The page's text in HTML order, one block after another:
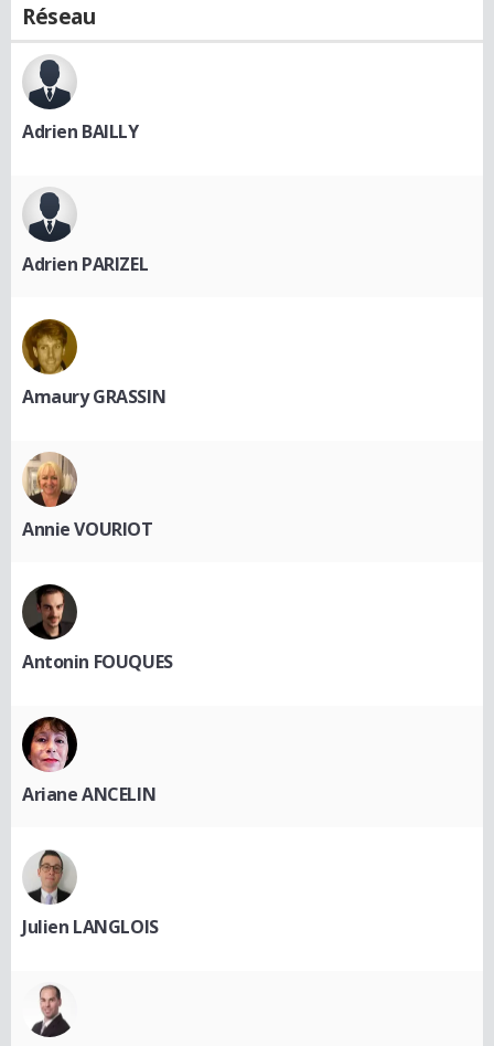
Réseau
Adrien BAILLY
Adrien PARIZEL
Amaury GRASSIN
Annie VOURIOT
Antonin FOUQUES
Ariane ANCELIN
Julien LANGLOIS